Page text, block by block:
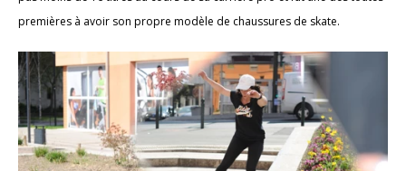
premières à avoir son propre modèle de chaussures de skate.